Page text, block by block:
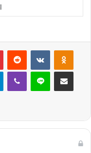
PinterestReddit VKontakte
TelegramViber Line E-Posta ile